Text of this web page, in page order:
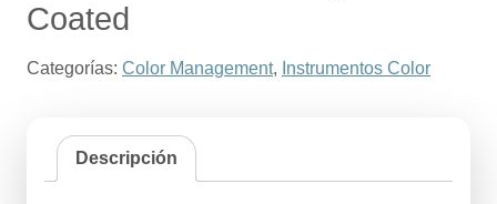
Coated
Categorías: Color Management, Instrumentos Color
Descripción